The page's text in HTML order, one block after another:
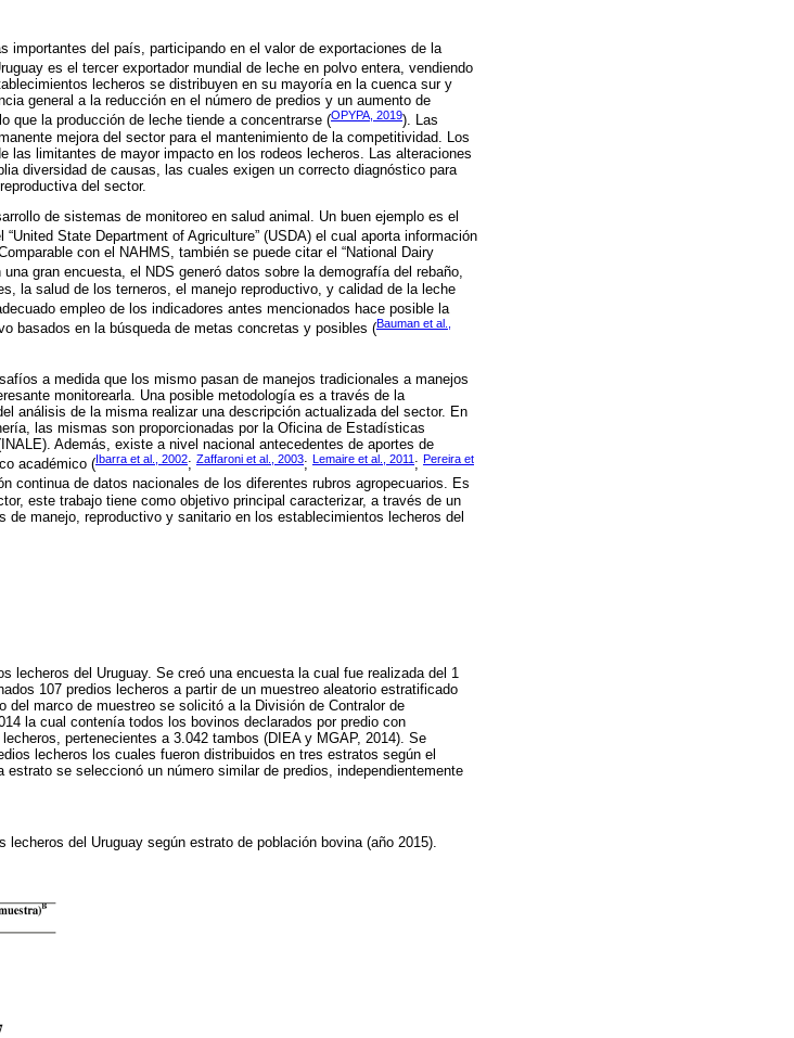
importantes del país, participando en el valor de exportaciones de la
es el tercer exportador mundial de leche en polvo entera, vendiendo
lecheros se distribuyen en su mayoría en la cuenca sur y
general a la reducción en el número de predios y un aumento de
que la producción de leche tiende a concentrarse (OPYPA, 2019). Las
mejora del sector para el mantenimiento de la competitividad. Los
las limitantes de mayor impacto en los rodeos lecheros. Las alteraciones
diversidad de causas, las cuales exigen un correcto diagnóstico para
del sector.
de sistemas de monitoreo en salud animal. Un buen ejemplo es el
“United State Department of Agriculture” (USDA) el cual aporta información
con el NAHMS, también se puede citar el “National Dairy
una gran encuesta, el NDS generó datos sobre la demografía del rebaño,
la salud de los terneros, el manejo reproductivo, y calidad de la leche
empleo de los indicadores antes mencionados hace posible la
basados en la búsqueda de metas concretas y posibles (Bauman et al.,
a medida que los mismo pasan de manejos tradicionales a manejos
monitorearla. Una posible metodología es a través de la
análisis de la misma realizar una descripción actualizada del sector. En
las mismas son proporcionadas por la Oficina de Estadísticas
Además, existe a nivel nacional antecedentes de aportes de
académico (Ibarra et al., 2002; Zaffaroni et al., 2003; Lemaire et al., 2011 ; Pereira et
continua de datos nacionales de los diferentes rubros agropecuarios. Es
este trabajo tiene como objetivo principal caracterizar, a través de un
manejo, reproductivo y sanitario en los establecimientos lecheros del
lecheros del Uruguay. Se creó una encuesta la cual fue realizada del 1
107 predios lecheros a partir de un muestreo aleatorio estratificado
del marco de muestreo se solicitó a la División de Contralor de
la cual contenía todos los bovinos declarados por predio con
pertenecientes a 3.042 tambos (DIEA y MGAP, 2014). Se
lecheros los cuales fueron distribuidos en tres estratos según el
estrato se seleccionó un número similar de predios, independientemente
del Uruguay según estrato de población bovina (año 2015).